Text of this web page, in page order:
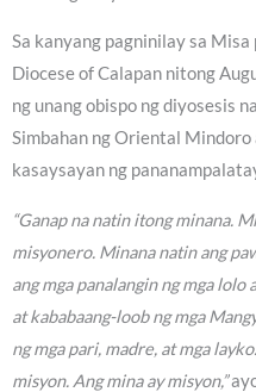
Sa kanyang pagninilay sa
Diocese of Calapan nitong
ng unang obispo ng diyosesis
Simbahan ng Oriental Mindoro
kasaysayan ng
“Ganap na natin itong minana.
misyonero. Minana natin ang
ang mga panalangin ng mga
at kababaang-loob ng mga
ng mga pari, madre, at mga
misyon. Ang mina ay misyon,”